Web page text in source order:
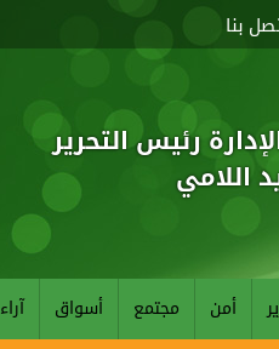
بنا
رئيس التحرير
اللامي
أمن مجتمع أسواق آراء